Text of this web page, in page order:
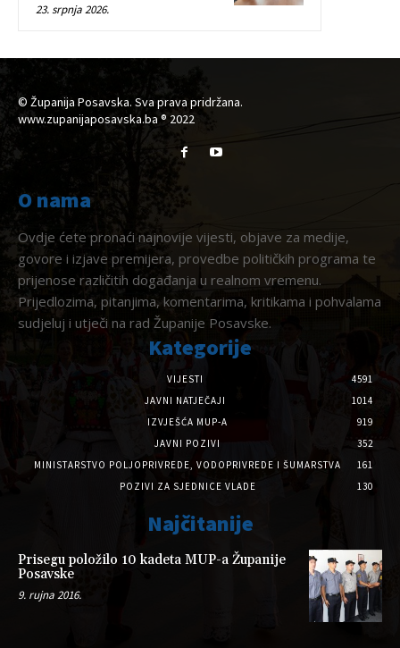
23. srpnja 2026.
© Županija Posavska. Sva prava pridržana.
www.zupanijaposavska.ba ® 2022
O nama
Ovdje ćete pronaći najnovije vijesti, objave za medije,
govore i izjave premijera, provedbe političkih programa te
prijenose različitih događanja u realnom vremenu.
Prijedlozima, pitanjima, komentarima, kritikama i pohvalama
sudjeluj i utječi na rad Županije Posavske.
Kategorije
VIJESTI
4591
JAVNI NATJEČAJI
1014
IZVJEŠĆA MUP-A
919
JAVNI POZIVI
352
MINISTARSTVO POLJOPRIVREDE, VODOPRIVREDE I ŠUMARSTVA
161
POZIVI ZA SJEDNICE VLADE
130
Najčitanije
Prisegu položilo 10 kadeta MUP-a Županije
Posavske
9. rujna 2016.